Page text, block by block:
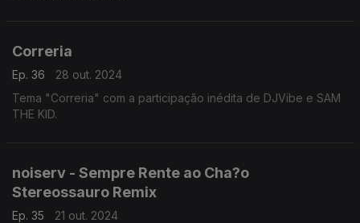
Correria
Ep. 36
28 out. 2024
Tema "Correria" com a participação inédita de DJVibe e SAM
THE KID.
noiserv - Sempre Rente ao Cha?o
Stereossauro Remix
Ep. 35
21 out. 2024